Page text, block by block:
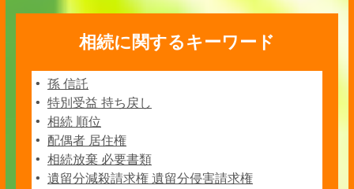
相続に関するキーワード
孫 信託
特別受益 持ち戻し
相続 順位
配偶者 居住権
相続放棄 必要書類
遺留分減殺請求権 遺留分侵害請求権